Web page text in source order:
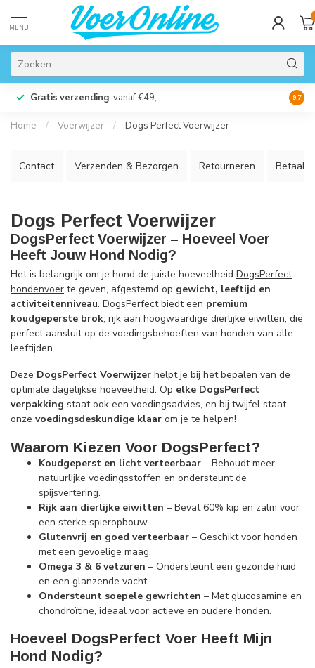
MENU
Gratis verzending, vanaf €49,- 9.7
Home / Voerwijzer / Dogs Perfect Voerwijzer
Contact Verzenden & Bezorgen Retourneren
Dogs Perfect Voerwijzer
DogsPerfect Voerwijzer – Hoeveel Voer
Heeft Jouw Hond Nodig?
Het is belangrijk om je hond de juiste hoeveelheid DogsPerfect
hondenvoer te geven, afgestemd op gewicht, leeftijd en
activiteitenniveau. DogsPerfect biedt een premium
koudgeperste brok, rijk aan hoogwaardige dierlijke eiwitten, die
perfect aansluit op de voedingsbehoeften van honden van alle
leeftijden.
Deze DogsPerfect Voerwijzer helpt je bij het bepalen van de
optimale dagelijkse hoeveelheid. Op elke DogsPerfect
verpakking staat ook een voedingsadvies, en bij twijfel staat
onze voedingsdeskundige klaar om je te helpen!
Waarom Kiezen Voor DogsPerfect?
Koudgeperst en licht verteerbaar – Behoudt meer
natuurlijke voedingsstoffen en ondersteunt de
spijsvertering.
Rijk aan dierlijke eiwitten – Bevat 60% kip en zalm voor
een sterke spieropbouw.
Glutenvrij en goed verteerbaar – Geschikt voor honden
met een gevoelige maag.
Omega 3 & 6 vetzuren – Ondersteunt een gezonde huid
en een glanzende vacht.
Ondersteunt soepele gewrichten – Met glucosamine en
chondroïtine, ideaal voor actieve en oudere honden.
Hoeveel DogsPerfect Voer Heeft Mijn
Hond Nodig?